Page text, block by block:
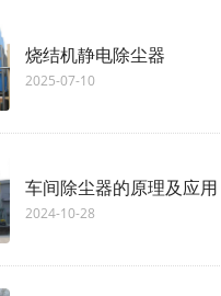
烧结机静电除尘器
2025-07-10
车间除尘器的原理及应用
2024-10-28